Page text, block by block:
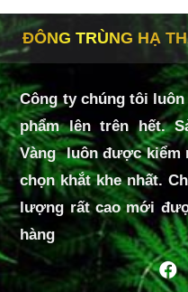
ĐÔNG TRÙNG HẠ
Công ty chúng tôi
phẩm lên trên hết.
Vàng luôn được kiểm
chọn khắt khe nhất.
lượng rất cao mới
hàng